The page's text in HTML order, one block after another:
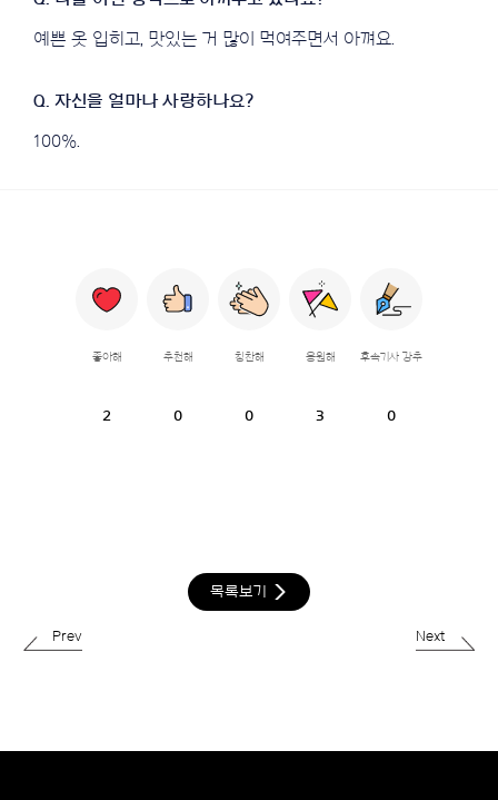
예쁜 옷 입히고, 맛있는 거 많이 먹여주면서 아껴요.
100%.
좋아해
2
추천해
0
칭찬해
0
응원해
3
후속기사 강추
0
목록보기
Prev Next